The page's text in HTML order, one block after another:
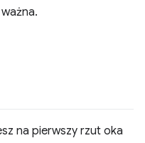
na pierwszy rzut oka